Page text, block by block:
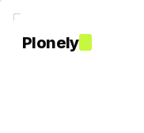
Plonely